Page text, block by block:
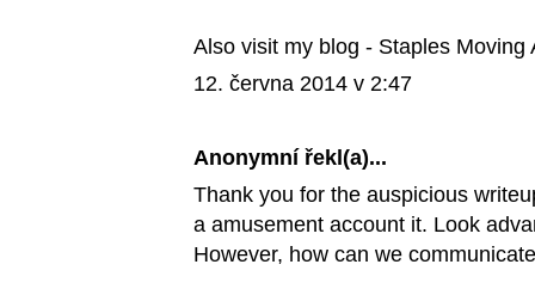
Also visit my blog - Staples Moving
12. června 2014 v 2:47
Anonymní řekl(a)...
Thank you for the auspicious
a amusement account it. Look
However, how can we